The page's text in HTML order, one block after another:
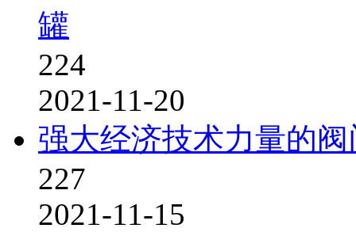
罐
224
2021-11-20
强大经济技术力量的
227
2021-11-15